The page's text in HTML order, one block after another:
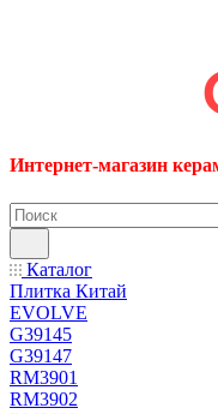
Интернет-магазин
Каталог
Плитка Китай
EVOLVE
G39145
G39147
RM3901
RM3902